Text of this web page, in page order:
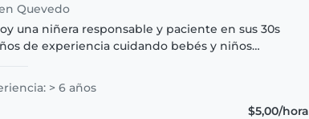
Quevedo
una niñera responsable y paciente en sus 30s
de experiencia cuidando bebés y niños
dibujar, leer..
> 6 años
$5,00/hora